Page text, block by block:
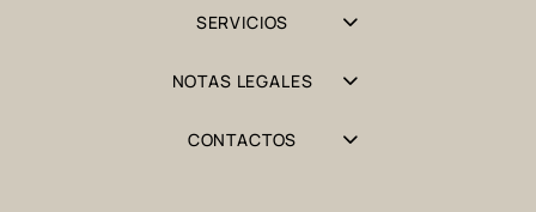
SERVICIOS
NOTAS LEGALES
CONTACTOS